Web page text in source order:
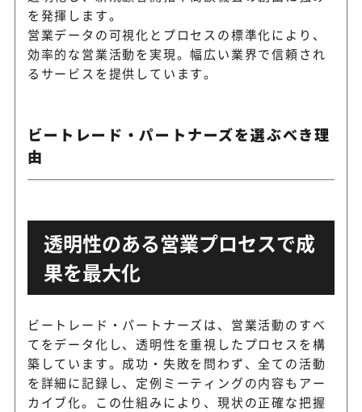
ディグロス
BtoBテレアポと営業プロセ
い営業代行会社
ジャパンプ
テレアポから訪問営業、商談
スタジアム
SaaSやBtoB商材の営業代行
ブリッジインターナシ
ョナル
インサイドセールスの導入か
まで支援
を発揮します。
営業データの可視化とプロセスの標準化により、
効率的な営業活動を実現。幅広い業界で信頼され
るサービスを提供しています。
ビートレード・パートナーズを選ぶべき理
由
透明性のある営業プロセスで成
果を最大化
ビートレード・パートナーズは、営業活動のすべ
てをデータ化し、透明性を重視したプロセスを構
築しています。成功・失敗を問わず、全ての活動
を詳細に記録し、定例ミーティングの内容もアー
カイブ化。この仕組みにより、現状の正確な把握